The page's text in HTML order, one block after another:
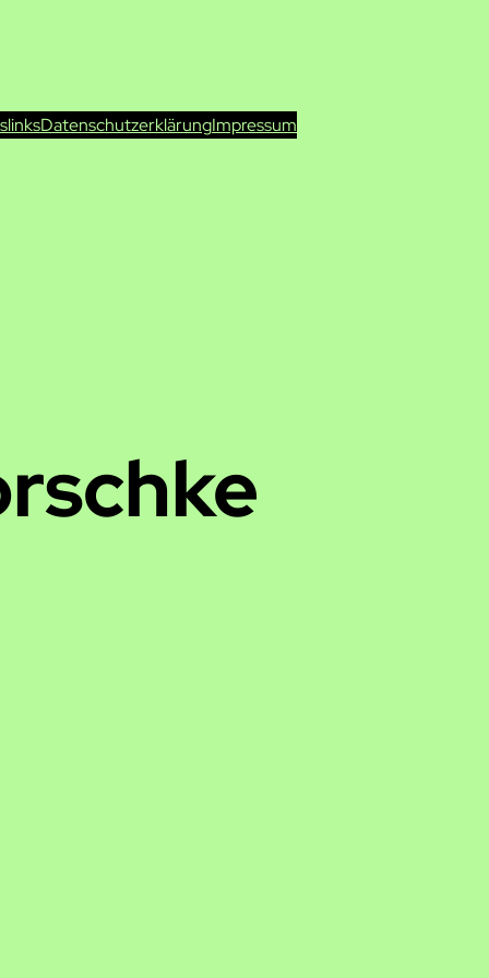
linksDatenschutzerklärungImpressum